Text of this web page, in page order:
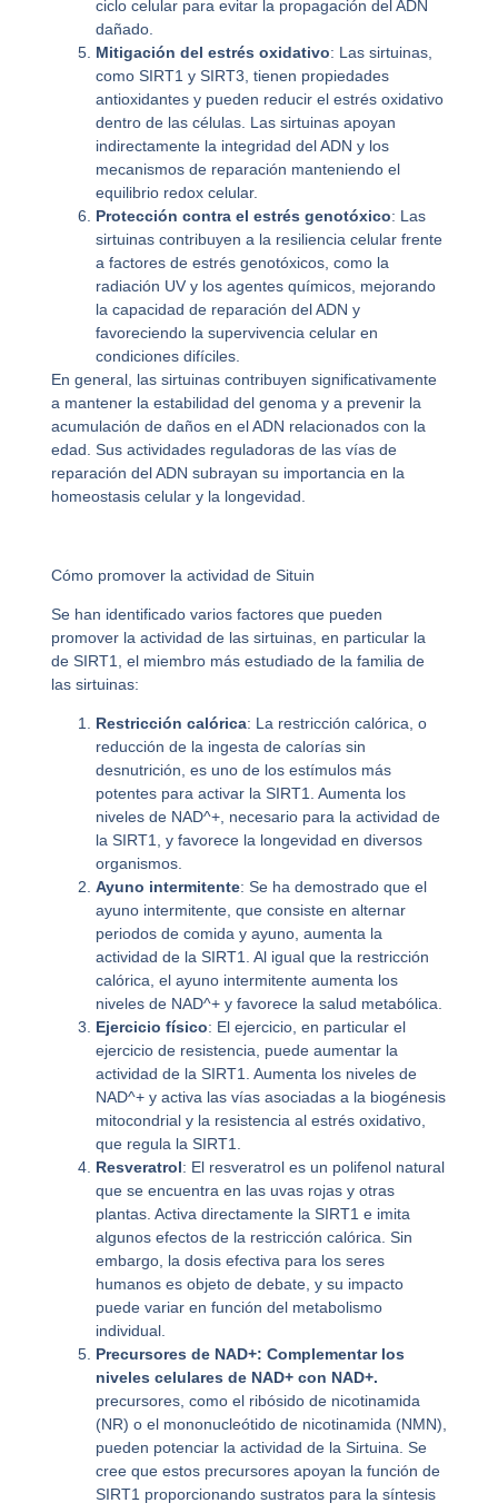
ciclo celular para evitar la propagación del ADN
dañado.
Mitigación del estrés oxidativo: Las sirtuinas,
como SIRT1 y SIRT3, tienen propiedades
antioxidantes y pueden reducir el estrés oxidativo
dentro de las células. Las sirtuinas apoyan
indirectamente la integridad del ADN y los
mecanismos de reparación manteniendo el
equilibrio redox celular.
Protección contra el estrés genotóxico: Las
sirtuinas contribuyen a la resiliencia celular frente
a factores de estrés genotóxicos, como la
radiación UV y los agentes químicos, mejorando
la capacidad de reparación del ADN y
favoreciendo la supervivencia celular en
condiciones difíciles.
En general, las sirtuinas contribuyen significativamente
a mantener la estabilidad del genoma y a prevenir la
acumulación de daños en el ADN relacionados con la
edad. Sus actividades reguladoras de las vías de
reparación del ADN subrayan su importancia en la
homeostasis celular y la longevidad.
Cómo promover la actividad de Situin
Se han identificado varios factores que pueden
promover la actividad de las sirtuinas, en particular la
de SIRT1, el miembro más estudiado de la familia de
las sirtuinas:
Restricción calórica: La restricción calórica, o
reducción de la ingesta de calorías sin
desnutrición, es uno de los estímulos más
potentes para activar la SIRT1. Aumenta los
niveles de NAD^+, necesario para la actividad de
la SIRT1, y favorece la longevidad en diversos
organismos.
Ayuno intermitente: Se ha demostrado que el
ayuno intermitente, que consiste en alternar
periodos de comida y ayuno, aumenta la
actividad de la SIRT1. Al igual que la restricción
calórica, el ayuno intermitente aumenta los
niveles de NAD^+ y favorece la salud metabólica.
Ejercicio físico: El ejercicio, en particular el
ejercicio de resistencia, puede aumentar la
actividad de la SIRT1. Aumenta los niveles de
NAD^+ y activa las vías asociadas a la biogénesis
mitocondrial y la resistencia al estrés oxidativo,
que regula la SIRT1.
Resveratrol: El resveratrol es un polifenol natural
que se encuentra en las uvas rojas y otras
plantas. Activa directamente la SIRT1 e imita
algunos efectos de la restricción calórica. Sin
embargo, la dosis efectiva para los seres
humanos es objeto de debate, y su impacto
puede variar en función del metabolismo
individual.
Precursores de NAD+: Complementar los
niveles celulares de NAD+ con NAD+.
precursores, como el ribósido de nicotinamida
(NR) o el mononucleótido de nicotinamida (NMN),
pueden potenciar la actividad de la Sirtuina. Se
cree que estos precursores apoyan la función de
SIRT1 proporcionando sustratos para la síntesis